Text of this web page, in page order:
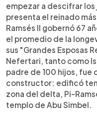
empezar a descifrar
presenta el reinado
Ramsés II gobernó 67
el promedio de la
sus "Grandes Esposas
Nefertari, tanto como
padre de 100 hijos, fue
constructor: edificó
zona del delta, Pi-
templo de Abu Simbel.